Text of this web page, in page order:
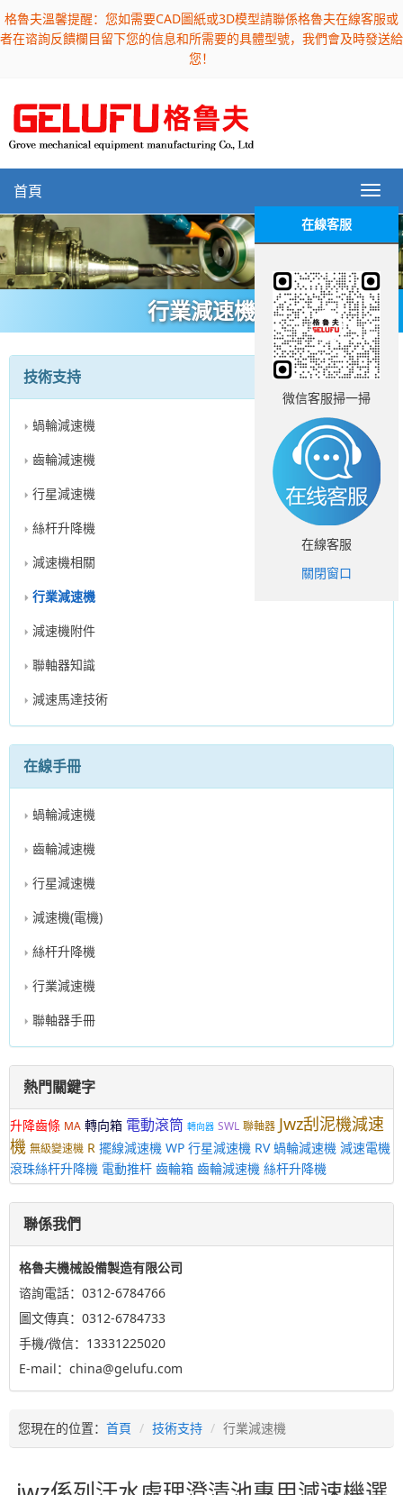
格魯夫溫馨提醒：您如需要CAD圖紙或3D模型請聯係格魯夫在線客服或
者在谘詢反饋欄目留下您的信息和所需要的具體型號，我們會及時發送給
您！
首頁
行業減速機
技術支持
蝸輪減速機
齒輪減速機
行星減速機
絲杆升降機
減速機相關
行業減速機
減速機附件
聯軸器知識
減速馬達技術
在線手冊
蝸輪減速機
齒輪減速機
行星減速機
減速機(電機)
絲杆升降機
行業減速機
聯軸器手冊
熱門關鍵字
升降齒條 MA 轉向箱 電動滾筒 轉向器 SWL 聯軸器 Jwz刮泥機減速
機 無級變速機 R 擺線減速機 WP 行星減速機 RV 蝸輪減速機 減速電機
滾珠絲杆升降機 電動推杆 齒輪箱 齒輪減速機 絲杆升降機
聯係我們
格魯夫機械設備製造有限公司
谘詢電話：0312-6784766
圖文傳真：0312-6784733
手機/微信：13331225020
E-mail：china@gelufu.com
您現在的位置： 首頁 技術支持 行業減速機
在線客服
微信客服掃一掃
在線客服
關閉窗口